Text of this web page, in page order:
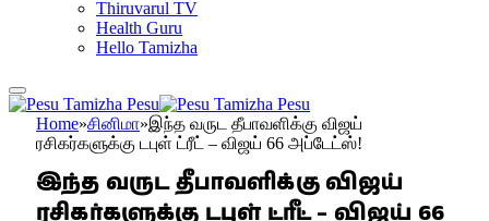
Thiruvarul TV
Health Guru
Hello Tamizha
Home»சினிமா»இந்த வருட தீபாவளிக்கு விஜய்
ரசிகர்களுக்கு டபுள் ட்ரீட் – விஜய் 66 அப்டேட்ஸ்!
இந்த வருட தீபாவளிக்கு விஜய்
ரசிகர்களுக்கு டபுள் ட்ரீட் – விஜய் 66